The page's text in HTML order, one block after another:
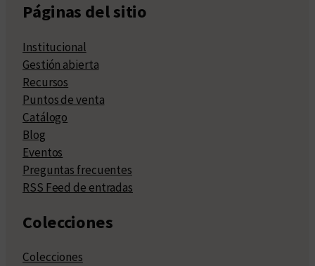
Páginas del sitio
Institucional
Gestión abierta
Recursos
Puntos de venta
Catálogo
Blog
Eventos
Preguntas frecuentes
RSS Feed de entradas
Colecciones
Colecciones